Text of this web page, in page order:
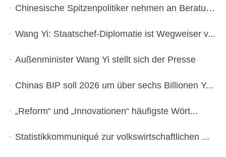
Chinesische Spitzenpolitiker nehmen an Beratun...
Wang Yi: Staatschef-Diplomatie ist Wegweiser v...
Außenminister Wang Yi stellt sich der Presse
Chinas BIP soll 2026 um über sechs Billionen Y...
„Reform“ und „Innovationen“ häufigste Wört...
Statistikkommuniqué zur volkswirtschaftlichen ...